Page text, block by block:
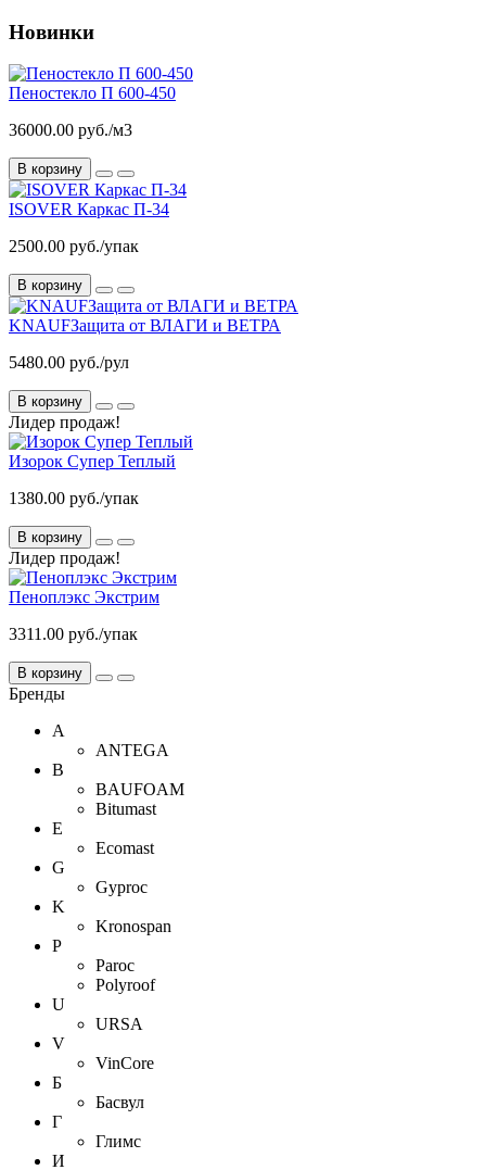
Новинки
Пеностекло П 600-450
36000.00 руб./м3
В корзину
ISOVER Каркас П-34
2500.00 руб./упак
В корзину
KNAUFЗащита от ВЛАГИ и ВЕТРА
5480.00 руб./рул
В корзину
Лидер продаж!
Изорок Супер Теплый
1380.00 руб./упак
В корзину
Лидер продаж!
Пеноплэкс Экстрим
3311.00 руб./упак
В корзину
Бренды
A
ANTEGA
B
BAUFOAM
Bitumast
E
Ecomast
G
Gyproc
K
Kronospan
P
Paroc
Polyroof
U
URSA
V
VinCore
Б
Басвул
Г
Глимс
И